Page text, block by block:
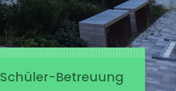
Schüler-Betreuung